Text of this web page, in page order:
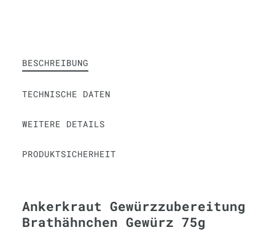
BESCHREIBUNG
TECHNISCHE DATEN
WEITERE DETAILS
PRODUKTSICHERHEIT
Ankerkraut Gewürzzubereitung
Brathähnchen Gewürz 75g